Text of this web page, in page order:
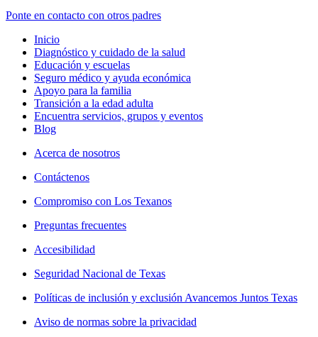
Ponte en contacto con otros padres
Inicio
Diagnóstico y cuidado de la salud
Educación y escuelas
Seguro médico y ayuda económica
Apoyo para la familia
Transición a la edad adulta
Encuentra servicios, grupos y eventos
Blog
Acerca de nosotros
Contáctenos
Compromiso con Los Texanos
Preguntas frecuentes
Accesibilidad
Seguridad Nacional de Texas
Políticas de inclusión y exclusión Avancemos Juntos Texas
Aviso de normas sobre la privacidad